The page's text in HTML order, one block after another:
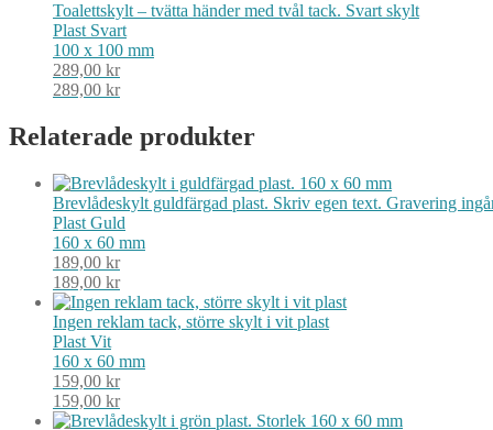
Toalettskylt – tvätta händer med tvål tack. Svart skylt
Plast Svart
100 x 100 mm
289,00 kr
289,00 kr
Relaterade produkter
Brevlådeskylt guldfärgad plast. Skriv egen text. Gravering
Plast Guld
160 x 60 mm
189,00 kr
189,00 kr
Ingen reklam tack, större skylt i vit plast
Plast Vit
160 x 60 mm
159,00 kr
159,00 kr